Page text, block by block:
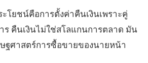
โยชน์คือการตั้งค่าคืนเงินเพราะคู่
ร คืนเงินไม่ใช่สโลแกนการตลาด มัน
ฐศาสตร์การซื้อขายของนายหน้า